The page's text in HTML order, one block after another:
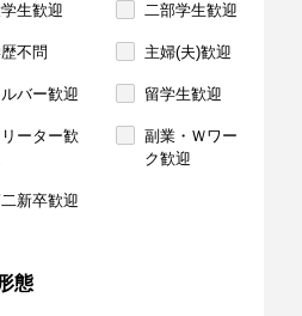
生歓迎 二部学生歓迎
不問 主婦(夫)歓迎
バー歓迎 留学生歓迎
ーター歓
副業・Ｗワー
ク歓迎
新卒歓迎
態